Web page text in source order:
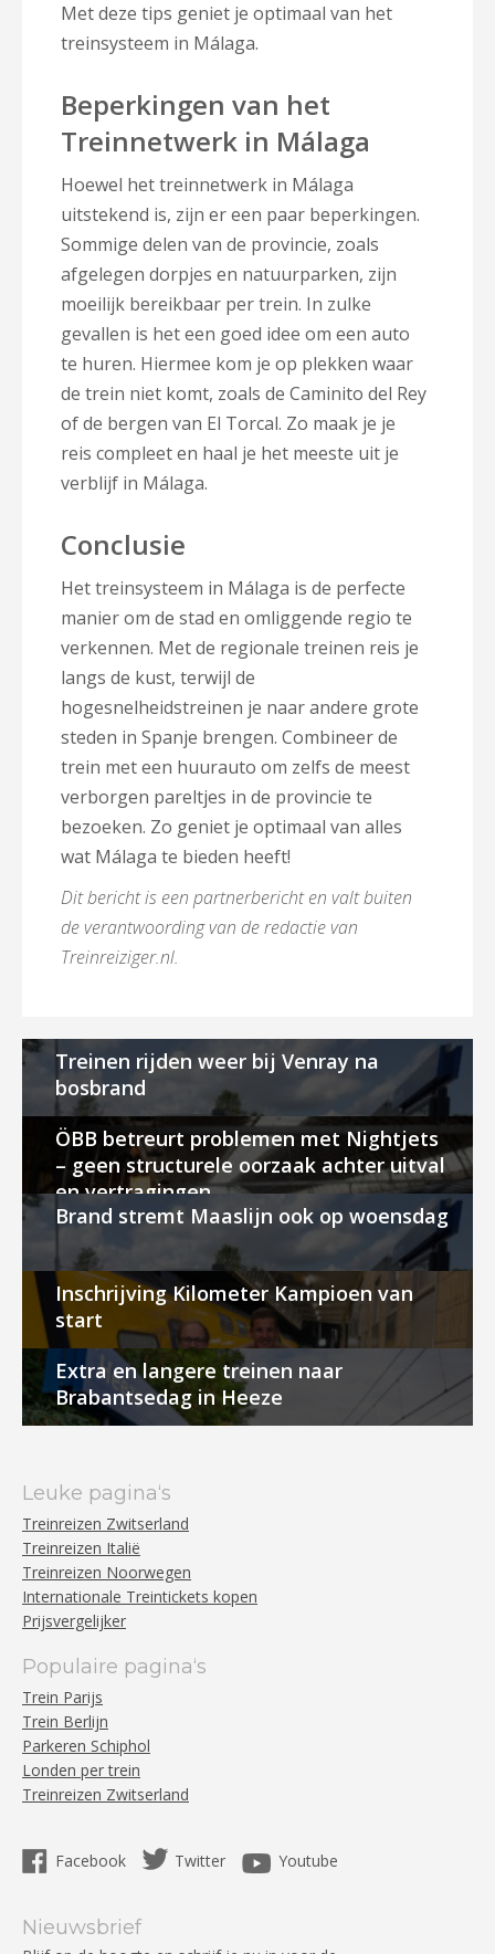
Met deze tips geniet je optimaal van het
treinsysteem in Málaga.
Beperkingen van het
Treinnetwerk in Málaga
Hoewel het treinnetwerk in Málaga
uitstekend is, zijn er een paar beperkingen.
Sommige delen van de provincie, zoals
afgelegen dorpjes en natuurparken, zijn
moeilijk bereikbaar per trein. In zulke
gevallen is het een goed idee om een auto
te huren. Hiermee kom je op plekken waar
de trein niet komt, zoals de Caminito del Rey
of de bergen van El Torcal. Zo maak je je
reis compleet en haal je het meeste uit je
verblijf in Málaga.
Conclusie
Het treinsysteem in Málaga is de perfecte
manier om de stad en omliggende regio te
verkennen. Met de regionale treinen reis je
langs de kust, terwijl de
hogesnelheidstreinen je naar andere grote
steden in Spanje brengen. Combineer de
trein met een huurauto om zelfs de meest
verborgen pareltjes in de provincie te
bezoeken. Zo geniet je optimaal van alles
wat Málaga te bieden heeft!
Dit bericht is een partnerbericht en valt buiten
de verantwoording van de redactie van
Treinreiziger.nl.
Treinen rijden weer bij Venray na
bosbrand
ÖBB betreurt problemen met Nightjets
– geen structurele oorzaak achter uitval
en vertragingen
Brand stremt Maaslijn ook op woensdag
Inschrijving Kilometer Kampioen van
start
Extra en langere treinen naar
Brabantsedag in Heeze
Leuke pagina‘s
Treinreizen Zwitserland
Treinreizen Italië
Treinreizen Noorwegen
Internationale Treintickets kopen
Prijsvergelijker
Populaire pagina‘s
Trein Parijs
Trein Berlijn
Parkeren Schiphol
Londen per trein
Treinreizen Zwitserland
Facebook Twitter Youtube
Nieuwsbrief